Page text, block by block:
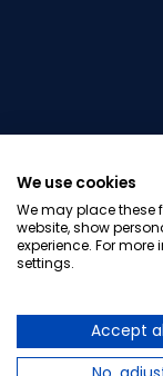
We use cookies
We may place these
website, show
experience. For
settings.
Accept